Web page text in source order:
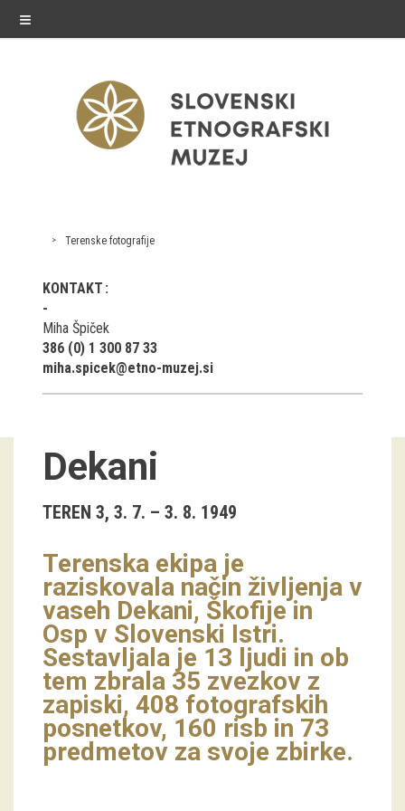
≡
exhibitions
Exhibitions in SEM
Past exhibitions
Virtual tours
public programme
Workshops
Group visits
education
publications
Etnolog
Books
DVD-s
Terenske fotografije
KONTAKT
Miha Špiček
386 (0) 1 300 87 33
miha.spicek@etno-muzej.si
Dekani
TEREN 3, 3. 7. – 3. 8. 1949
Terenska ekipa je
raziskovala način življenja v
vaseh Dekani, Škofije in
Osp v Slovenski Istri.
Sestavljala je 13 ljudi in ob
tem zbrala 35 zvezkov z
zapiski, 408 fotografskih
posnetkov, 160 risb in 73
predmetov za svoje zbirke.